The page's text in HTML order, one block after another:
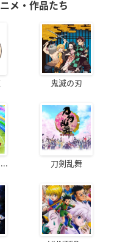
メ・作品たち
鬼滅の刃
刀剣乱舞